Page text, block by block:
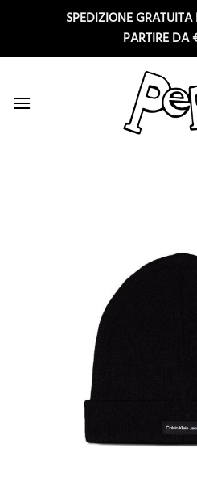
SPEDIZIONE
PARTIRE DA